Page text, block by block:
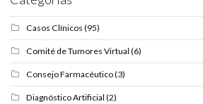
Casos Clínicos (95)
Comité de Tumores Virtual (6)
Consejo Farmacéutico(3)
Diagnóstico Artificial (2)